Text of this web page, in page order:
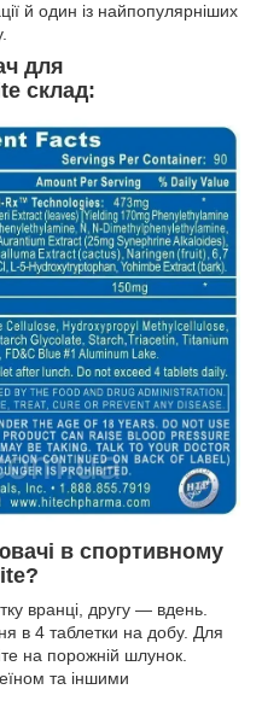
й один із найпопулярніших
для
склад:
в спортивному
вранці, другу — вдень.
в 4 таблетки на добу. Для
на порожній шлунок.
та іншими